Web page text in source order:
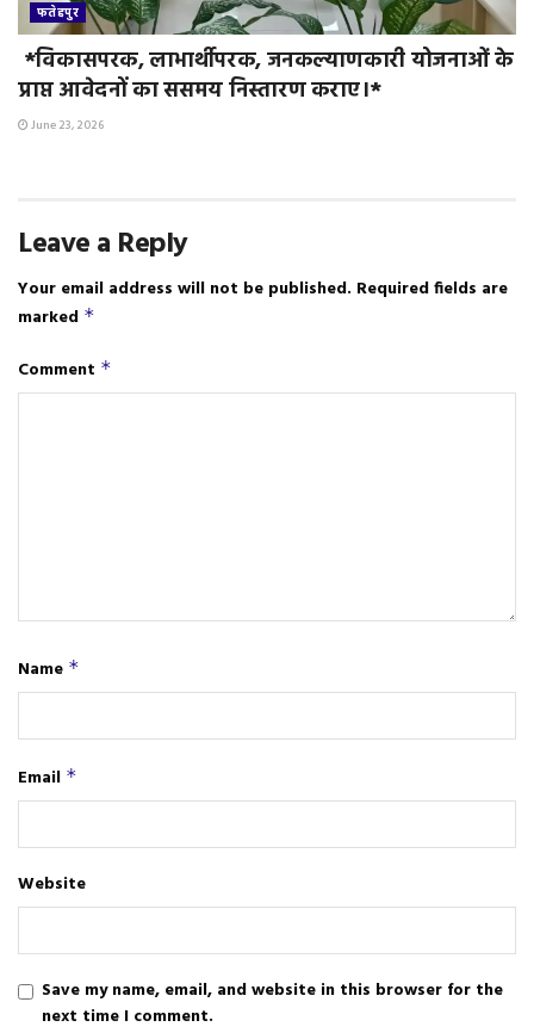
फतेहपुर
*विकासपरक, लाभार्थीपरक, जनकल्याणकारी योजनाओं के
प्राप्त आवेदनों का ससमय निस्तारण कराए।*
June 23, 2026
Leave a Reply
Your email address will not be published. Required fields are
marked *
Comment *
Name *
Email *
Website
Save my name, email, and website in this browser for the
next time I comment.